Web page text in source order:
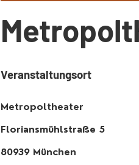
Veranstaltungsort
Metropoltheater
Floriansmühlstraße 5
80939 München